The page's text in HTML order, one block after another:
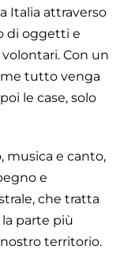
Italia attraverso
di oggetti e
Con un
tutto venga
le case, solo
musica e canto,
e
che tratta
la parte più
territorio.